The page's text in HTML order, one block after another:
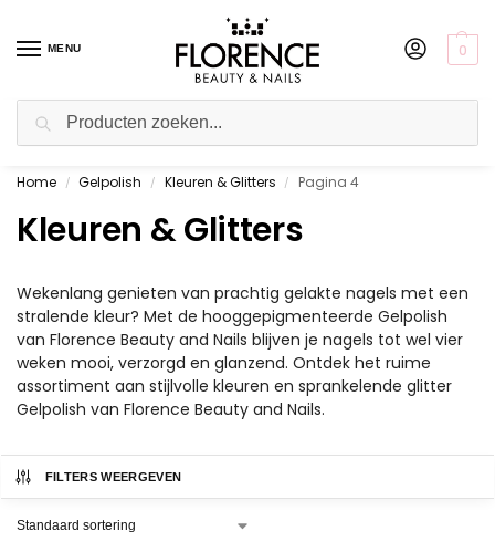
MENU 0
Boven de €50,- (NL)
Home / Gelpolish / Kleuren & Glitters / Pagina 4
Kleuren & Glitters
Wekenlang genieten van prachtig gelakte nagels met een
stralende kleur? Met de hooggepigmenteerde Gelpolish
van Florence Beauty and Nails blijven je nagels tot wel vier
weken mooi, verzorgd en glanzend. Ontdek het ruime
assortiment aan stijlvolle kleuren en sprankelende glitter
Gelpolish van Florence Beauty and Nails.
FILTERS WEERGEVEN